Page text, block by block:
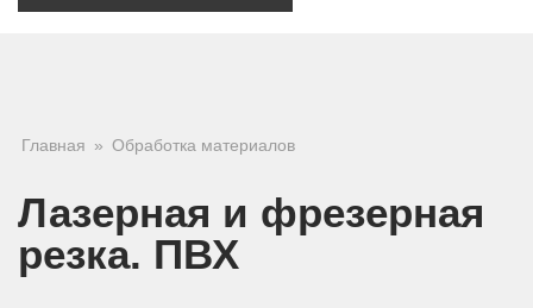
Вы здесь
Главная » Обработка материалов
Лазерная и фрезерная
резка. ПВХ